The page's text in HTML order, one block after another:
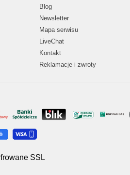
Blog
Newsletter
Mapa serwisu
LiveChat
Kontakt
Reklamacje i zwroty
SSL